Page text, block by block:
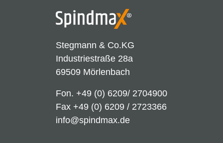
Stegmann & Co.KG
Industriestraße 28a
69509 Mörlenbach
Fon. +49 (0) 6209/ 2704900
Fax +49 (0) 6209 / 2723366
info@spindmax.de